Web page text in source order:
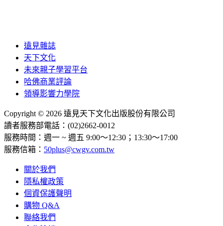
遠見雜誌
天下文化
未來親子學習平台
哈佛商業評論
領導影響力學院
Copyright © 2026 遠見天下文化出版股份有限公司
讀者服務部電話：(02)2662-0012
服務時間：週一 ~ 週五 9:00～12:30；13:30～17:00
服務信箱： 50plus@cwgv.com.tw
關於我們
隱私權政策
個資保護聲明
購物 Q&A
聯絡我們